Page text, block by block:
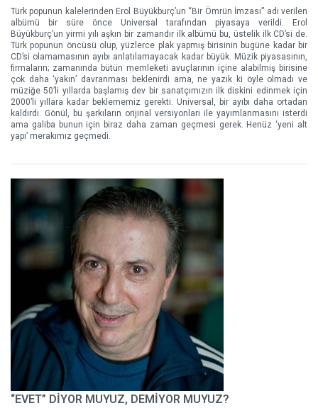
Türk popunun kalelerinden Erol Büyükburç’un “Bir Ömrün İmzası” adı verilen
albümü bir süre önce Universal tarafından piyasaya verildi. Erol
Büyükburç’un yirmi yılı aşkın bir zamandır ilk albümü bu, üstelik ilk CD’si de.
Türk popunun öncüsü olup, yüzlerce plak yapmış birisinin bugüne kadar bir
CD’si olamamasının ayıbı anlatılamayacak kadar büyük. Müzik piyasasının,
firmaların; zamanında bütün memleketi avuçlarının içine alabilmiş birisine
çok daha ‘yakın’ davranması beklenirdi ama, ne yazık ki öyle olmadı ve
müziğe 50’li yıllarda başlamış dev bir sanatçımızın ilk diskini edinmek için
2000’li yıllara kadar beklememiz gerekti. Universal, bir ayıbı daha ortadan
kaldırdı. Gönül, bu şarkıların orijinal versiyonları ile yayımlanmasını isterdi
ama galiba bunun için biraz daha zaman geçmesi gerek. Henüz ‘yeni alt
yapı’ merakımız geçmedi.
“EVET” DİYOR MUYUZ, DEMİYOR MUYUZ?